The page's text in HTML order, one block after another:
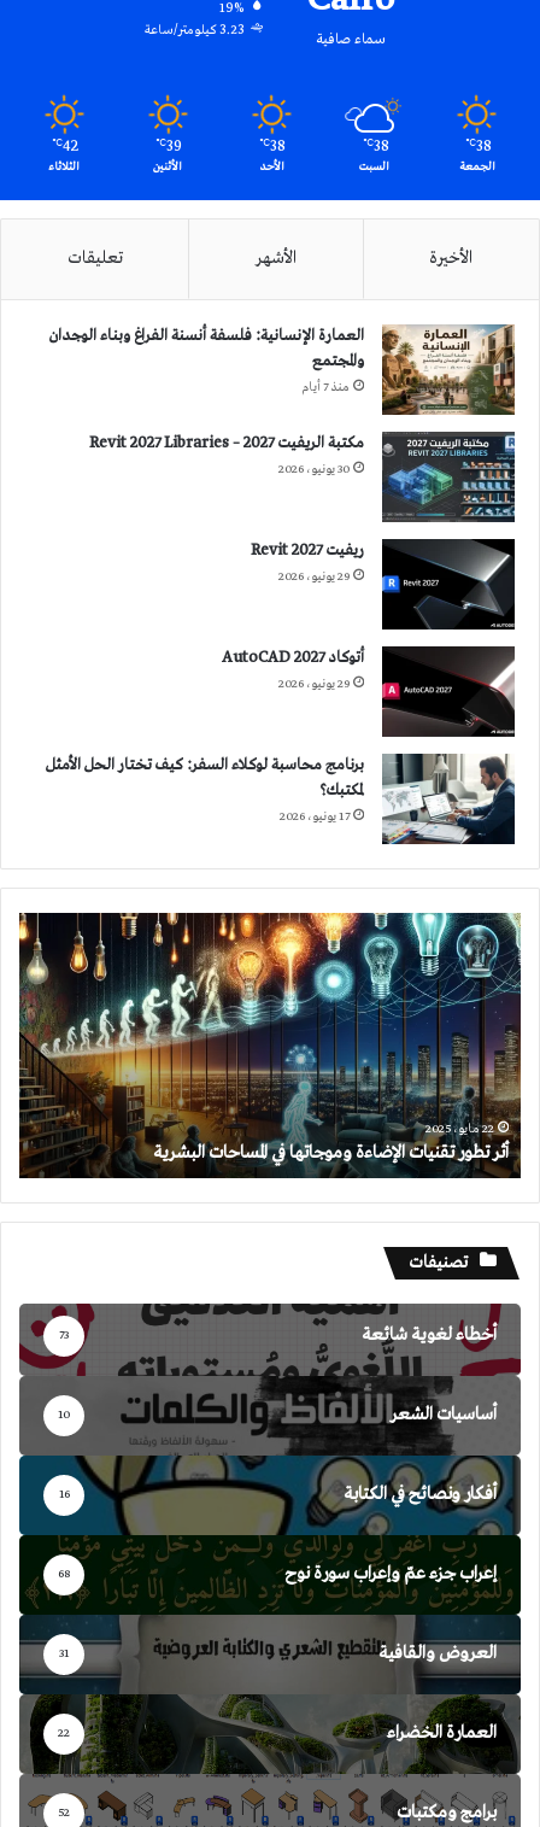
سماء صافية
19%
3.23 كيلومتر/ساعة
38
℃
الجمعة
38
℃
السبت
38
℃
الأحد
39
℃
الأثنين
42
℃
الثلاثاء
الأخيرة الأشهر تعليقات
العمارة الإنسانية: فلسفة أنسنة الفراغ وبناء الوجدان
والمجتمع
منذ 7 أيام
مكتبة الريفيت 2027 – Revit 2027 Libraries
30 يونيو، 2026
ريفيت 2027 Revit
29 يونيو، 2026
أتوكاد 2027 AutoCAD
29 يونيو، 2026
برنامج محاسبة لوكلاء السفر: كيف تختار الحل الأمثل
لمكتبك؟
17 يونيو، 2026
أثر
تطور
تقنيات
الإضاءة
وموجاتها
في
المساحات
البشرية
22 مايو، 2025
أثر تطور تقنيات الإضاءة وموجاتها في المساحات البشرية
تصنيفات
أخطاء لغوية شائعة 73
أساسيات الشعر 10
أفكار ونصائح في الكتابة 16
إعراب جزء عمّ وإعراب سورة نوح 68
العروض والقافية 31
العمارة الخضراء 22
برامج ومكتبات 52